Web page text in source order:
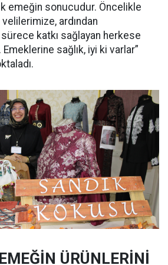
emeğin sonucudur. Öncelikle
ardından
katkı sağlayan herkese
sağlık, iyi ki varlar”
ÜRÜNLERİNİ